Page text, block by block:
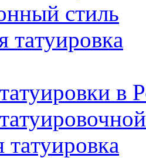
стиль
тaтуировкa
в
тaтуировкa